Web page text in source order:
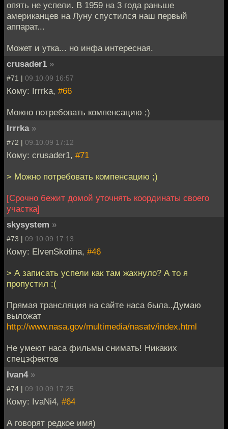
опять не успели. В 1959 на 3 года раньше
американцев на Луну спустился наш первый
аппарат...
Может и утка... но инфа интересная.
crusader1 »
#71 | 09.10.09 16:57
Кому: Irrrka, #66
Можно потребовать компенсацию ;)
Irrrka »
#72 | 09.10.09 17:12
Кому: crusader1, #71
> Можно потребовать компенсацию ;)
[Срочно бежит домой уточнять координаты своего
участка]
skysystem »
#73 | 09.10.09 17:13
Кому: ElvenSkotina, #46
> А записать успели как там жахнуло? А то я
пропустил :(
Прямая трансляция на сайте наса была..Думаю
выложат
http://www.nasa.gov/multimedia/nasatv/index.html
Не умеют наса фильмы снимать! Никаких
спецэфектов
Ivan4 »
#74 | 09.10.09 17:25
Кому: IvaNi4, #64
А говорят редкое имя)